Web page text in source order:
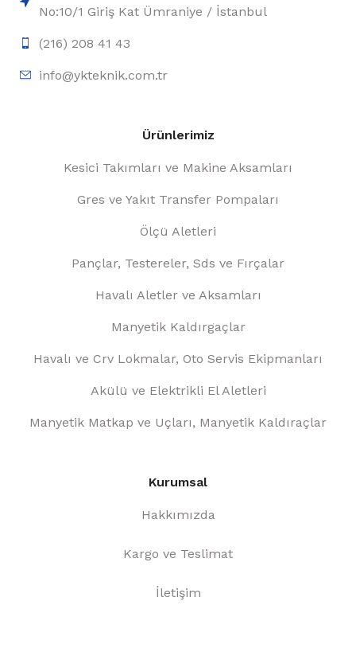
No:10/1 Giriş Kat Ümraniye / İstanbul
(216) 208 41 43
info@ykteknik.com.tr
Ürünlerimiz
Kesici Takımları ve Makine Aksamları
Gres ve Yakıt Transfer Pompaları
Ölçü Aletleri
Pançlar, Testereler, Sds ve Fırçalar
Havalı Aletler ve Aksamları
Manyetik Kaldırgaçlar
Havalı ve Crv Lokmalar, Oto Servis Ekipmanları
Akülü ve Elektrikli El Aletleri
Manyetik Matkap ve Uçları, Manyetik Kaldıraçlar
Kurumsal
Hakkımızda
Kargo ve Teslimat
İletişim